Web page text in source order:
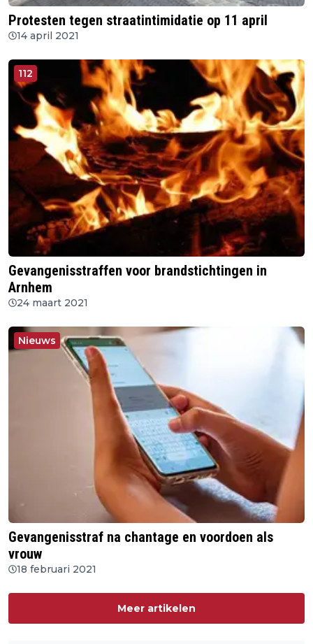
Protesten tegen straatintimidatie op 11 april
14 april 2021
112
Gevangenisstraffen voor brandstichtingen in
Arnhem
24 maart 2021
Nieuws
Gevangenisstraf na chantage en voordoen als
vrouw
18 februari 2021
Meer artikelen